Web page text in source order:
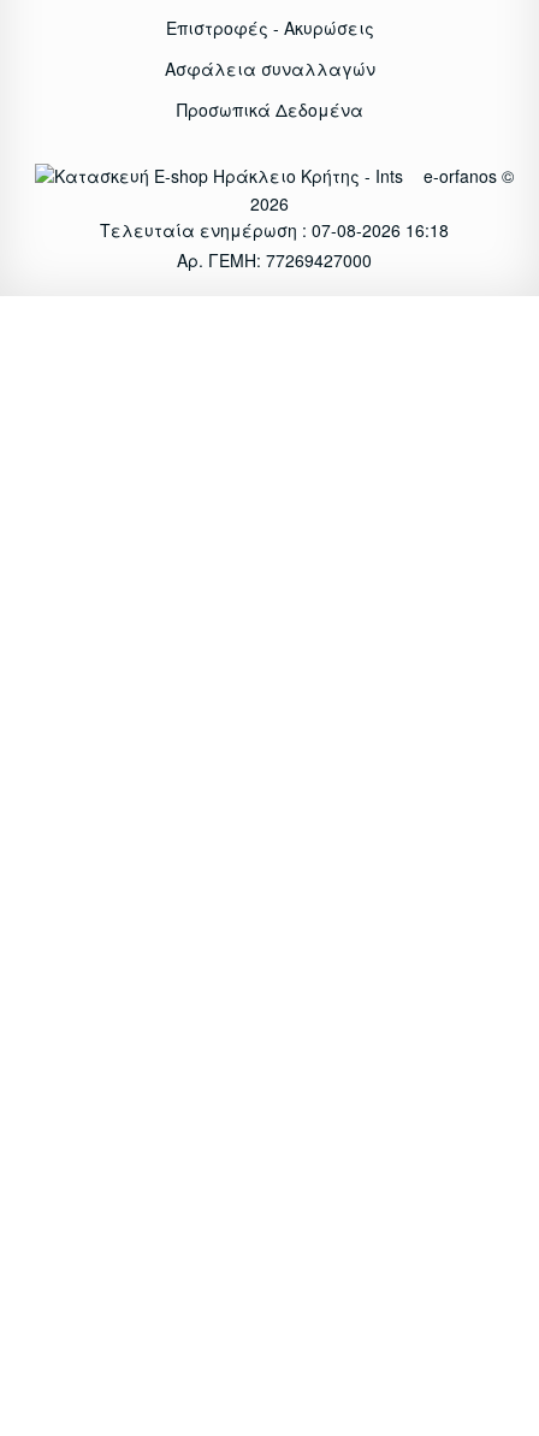
Επιστροφές - Ακυρώσεις
Ασφάλεια συναλλαγών
Προσωπικά Δεδομένα
e-orfanos ©
2026
Τελευταία ενημέρωση : 07-08-2026 16:18
Αρ. ΓΕΜΗ: 77269427000